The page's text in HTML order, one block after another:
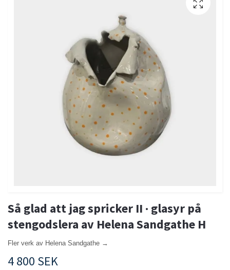
Så glad att jag spricker II · glasyr på
stengodslera av Helena Sandgathe H
Fler verk av Helena Sandgathe →
4 800 SEK